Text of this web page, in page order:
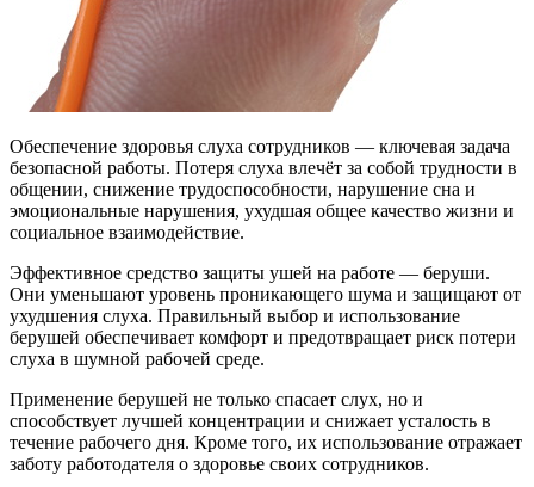
Обеспечение здоровья слуха сотрудников — ключевая задача
безопасной работы. Потеря слуха влечёт за собой трудности в
общении, снижение трудоспособности, нарушение сна и
эмоциональные нарушения, ухудшая общее качество жизни и
социальное взаимодействие.
Эффективное средство защиты ушей на работе — беруши.
Они уменьшают уровень проникающего шума и защищают от
ухудшения слуха. Правильный выбор и использование
берушей обеспечивает комфорт и предотвращает риск потери
слуха в шумной рабочей среде.
Применение берушей не только спасает слух, но и
способствует лучшей концентрации и снижает усталость в
течение рабочего дня. Кроме того, их использование отражает
заботу работодателя о здоровье своих сотрудников.